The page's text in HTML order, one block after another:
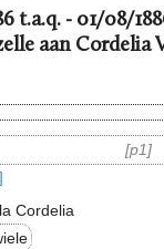
t.a.q. - 01/08/
aan Cordelia
p1
Cordelia